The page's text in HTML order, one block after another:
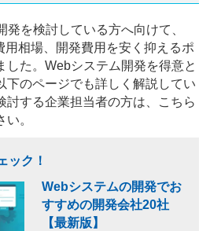
を検討している方へ向けて、
相場、開発費用を安く抑えるポ
した。Webシステム開発を得意と
下のページでも詳しく解説してい
討する企業担当者の方は、こちら
。
ック！
Webシステムの開発でお
すすめの開発会社20社
【最新版】